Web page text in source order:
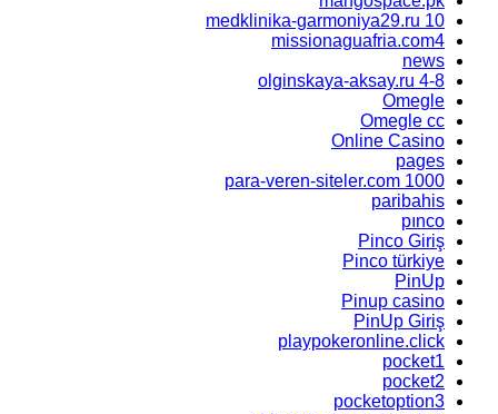
medklinika-garmoniya29.ru 10
missionaguafria.com4
news
olginskaya-aksay.ru 4-8
Omegle
Omegle cc
Online Casino
pages
para-veren-siteler.com 1000
paribahis
pınco
Pinco Giriş
Pinco türkiye
PinUp
Pinup casino
PinUp Giriş
playpokeronline.click
pocket1
pocket2
pocketoption3